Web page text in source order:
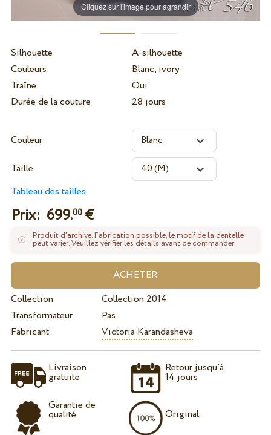
Cliquez sur l'image pour agrandir
Silhouette
A-silhouette
Couleurs
Blanc, ivory
Traîne
Oui
Durée de la couture
28 jours
Couleur
Taille
Tableau des tailles
Prix: 699.00€
Produit d'archive. Fabrication possible, le motif de la dentelle
peut varier. Veuillez vérifier les détails avant de commander.
Collection
Collection 2014
Transformateur
Pas
Fabricant
Victoria Karandasheva
Livraison
gratuite
Garantie de
qualité
Retour jusqu'à
14 jours
Original